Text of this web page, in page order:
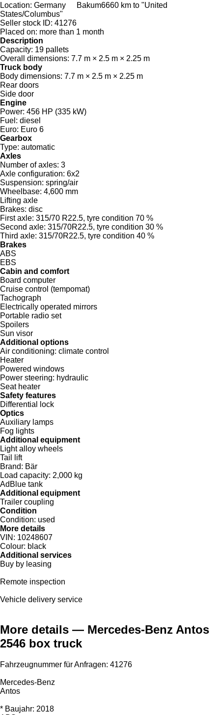
Location: Germany Bakum6660 km to "United
States/Columbus"
Seller stock ID: 41276
Placed on: more than 1 month
Description
Capacity: 19 pallets
Overall dimensions: 7.7 m × 2.5 m × 2.25 m
Truck body
Body dimensions: 7.7 m × 2.5 m × 2.25 m
Rear doors
Side door
Engine
Power: 456 HP (335 kW)
Fuel: diesel
Euro: Euro 6
Gearbox
Type: automatic
Axles
Number of axles: 3
Axle configuration: 6x2
Suspension: spring/air
Wheelbase: 4,600 mm
Lifting axle
Brakes: disc
First axle: 315/70 R22.5, tyre condition 70 %
Second axle: 315/70R22.5, tyre condition 30 %
Third axle: 315/70R22.5, tyre condition 40 %
Brakes
ABS
EBS
Cabin and comfort
Board computer
Cruise control (tempomat)
Tachograph
Electrically operated mirrors
Portable radio set
Spoilers
Sun visor
Additional options
Air conditioning: climate control
Heater
Powered windows
Power steering: hydraulic
Seat heater
Safety features
Differential lock
Optics
Auxiliary lamps
Fog lights
Additional equipment
Light alloy wheels
Tail lift
Brand: Bär
Load capacity: 2,000 kg
AdBlue tank
Additional equipment
Trailer coupling
Condition
Condition: used
More details
VIN: 10248607
Colour: black
Additional services
Buy by leasing
Remote inspection
Vehicle delivery service
More details — Mercedes-Benz Antos
2546 box truck
Fahrzeugnummer für Anfragen: 41276
Mercedes-Benz
Antos
* Baujahr: 2018